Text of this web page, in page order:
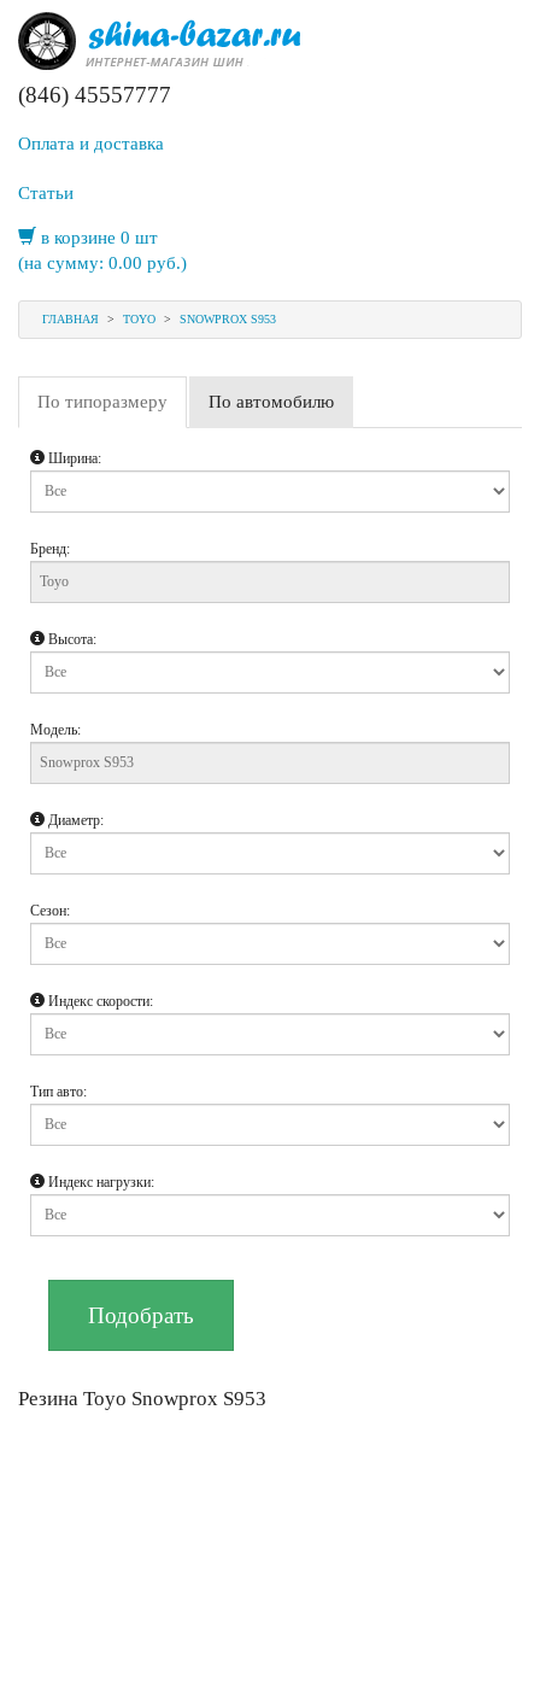
(846) 45557777
Оплата и доставка
Статьи
в корзине 0 шт
(на сумму: 0.00 руб.)
ГЛАВНАЯ > TOYO > SNOWPROX S953
По типоразмеру По автомобилю
Ширина:
Бренд:
Высота:
Модель:
Диаметр:
Сезон:
Индекс скорости:
Тип авто:
Индекс нагрузки:
Резина Toyo Snowprox S953